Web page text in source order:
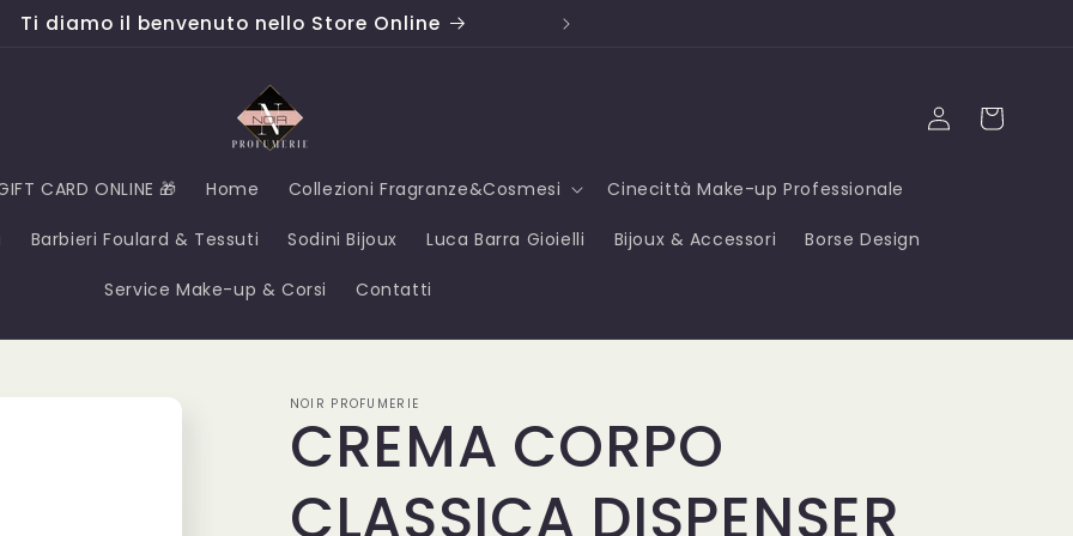
Ti diamo il benvenuto nello Store Online
CARD ONLINE 🎁 Home Collezioni Fragranze&Cosmesi Cinecittà Make-up Professionale
Barbieri Foulard & Tessuti Sodini Bijoux Luca Barra Gioielli Bijoux & Accessori Borse Design
Service Make-up & Corsi Contatti
Accedi Carrello
NOIR PROFUMERIE
CREMA CORPO
CLASSICA DISPENSER